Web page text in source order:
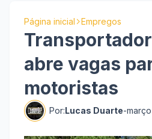
Página inicial Empregos
abre vagas
motoristas
Por:Lucas Duarte-